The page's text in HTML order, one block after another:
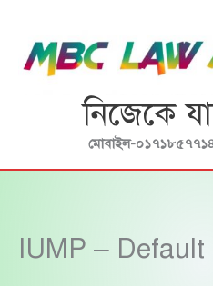
content
নিজেকে
মোবাইল-
IUMP –